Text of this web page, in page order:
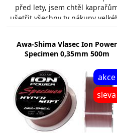
před lety, jsem chtěl
ušetřit všechny ty nákupy
množství lahviček s různými
ingrediencemi.
Awa-Shima Vlasec Ion Power
Specimen 0,35mm 500m
akce
sleva